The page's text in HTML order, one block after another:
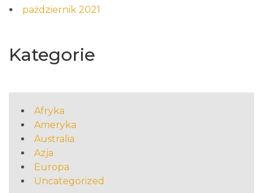
październik 2021
Kategorie
Afryka
Ameryka
Australia
Azja
Europa
Uncategorized